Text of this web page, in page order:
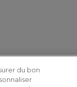
du bon